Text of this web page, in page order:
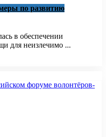
по развитию
в обеспечении
для неизлечимо ...